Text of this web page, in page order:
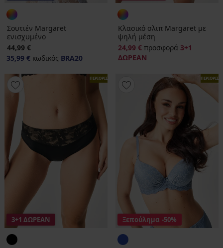
Σουτιέν Margaret
ενισχυμένο
44,99 €
35,99 € κωδικός BRA20
Κλασικό σλιπ Margaret με
ψηλή μέση
24,99 € προσφορά 3+1
ΔΩΡΕΑΝ
ΠΕΡΙΟΡΙΣΜΕΝΑ
3+1 ΔΩΡΕΑΝ Ξεπούλημα -50%